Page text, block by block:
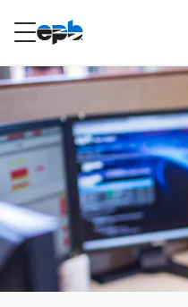
RESIDENCIAL
Internet
Energía
Televisión
principal